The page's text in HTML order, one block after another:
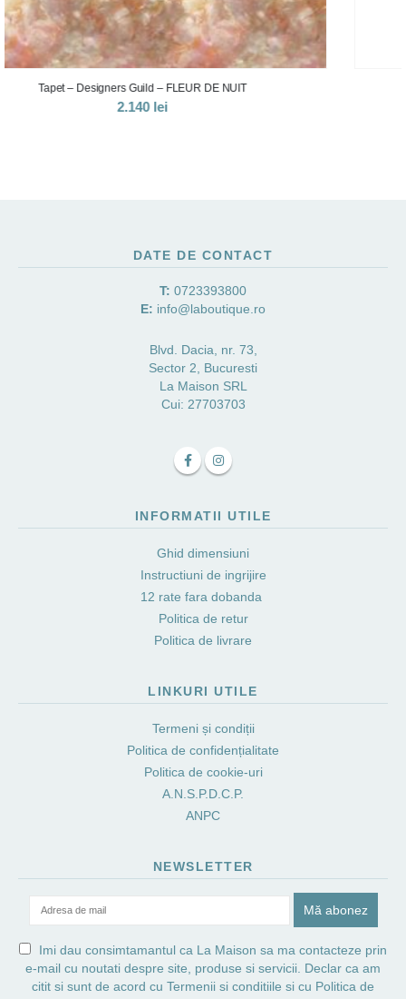
Tapet – Designers Guild – LE POEME DE FLEURS
DATE DE CONTACT
T: 0723393800
E: info@laboutique.ro
Blvd. Dacia, nr. 73,
Sector 2, Bucuresti
La Maison SRL
Cui: 27703703
INFORMATII UTILE
Ghid dimensiuni
Instructiuni de ingrijire
12 rate fara dobanda
Politica de retur
Politica de livrare
LINKURI UTILE
Termeni și condiții
Politica de confidențialitate
Politica de cookie-uri
A.N.S.P.D.C.P.
ANPC
NEWSLETTER
Imi dau consimtamantul ca La Maison sa ma contacteze prin
e-mail cu noutati despre site, produse si servicii. Declar ca am
citit si sunt de acord cu Termenii si conditiile si cu Politica de